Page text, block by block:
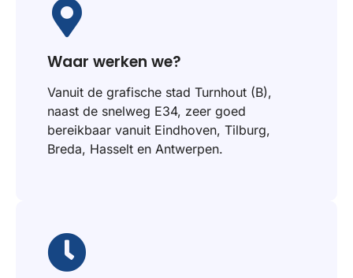
Waar werken we?
Vanuit de grafische stad Turnhout (B),
naast de snelweg E34, zeer goed
bereikbaar vanuit Eindhoven, Tilburg,
Breda, Hasselt en Antwerpen.